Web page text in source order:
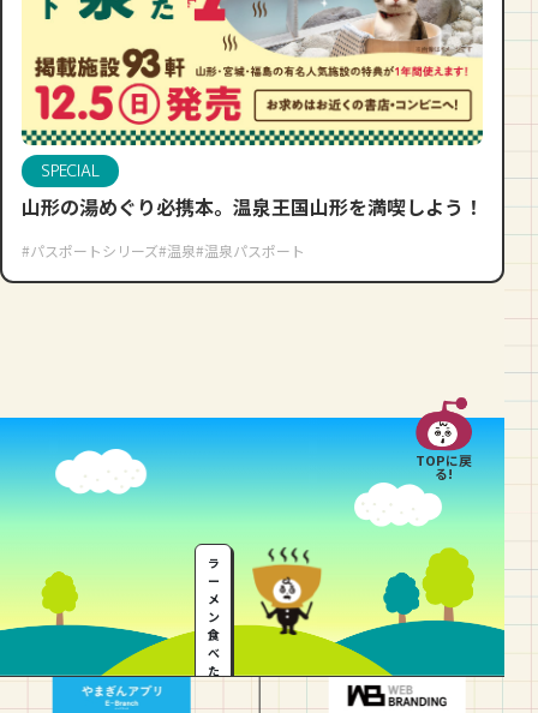
SPECIAL
山形の湯めぐり必携本。温泉王国山形を満喫しよう！
#パスポートシリーズ#温泉#温泉パスポート
TOPに戻
る!
ラ
ー
メ
ン
食
べ
た
…